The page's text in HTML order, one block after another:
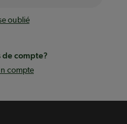
oublié
de compte?
compte